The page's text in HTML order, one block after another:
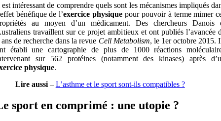
intéressant de comprendre quels sont les mécanismes impliqués
bénéfique de l’exercice physique pour pouvoir à terme mimer
au moyen d’un médicament. Des chercheurs Danois
travaillent sur ce projet ambitieux et ont publiés l’avancée
de recherche dans la revue Cell Metabolism, le 1er octobre 2015.
établi une cartographie de plus de 1000 réactions
sur 562 protéines (notamment des kinases) après
physique.
Lire aussi– L’asthme et le sport sont-ils compatibles ?
sporten comprimé : une utopie ?